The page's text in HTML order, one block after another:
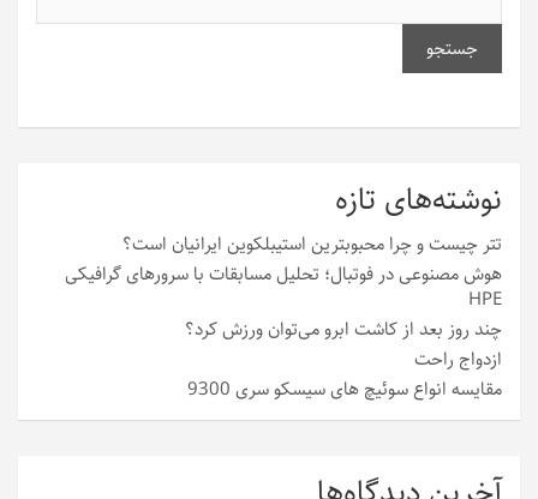
جستجو
نوشته‌های تازه
تتر چیست و چرا محبوبترین استیبلکوین ایرانیان است؟
هوش مصنوعی در فوتبال؛ تحلیل مسابقات با سرورهای گرافیکی
HPE
چند روز بعد از کاشت ابرو می‌توان ورزش کرد؟
ازدواج راحت
مقایسه انواع سوئیچ های سیسکو سری 9300